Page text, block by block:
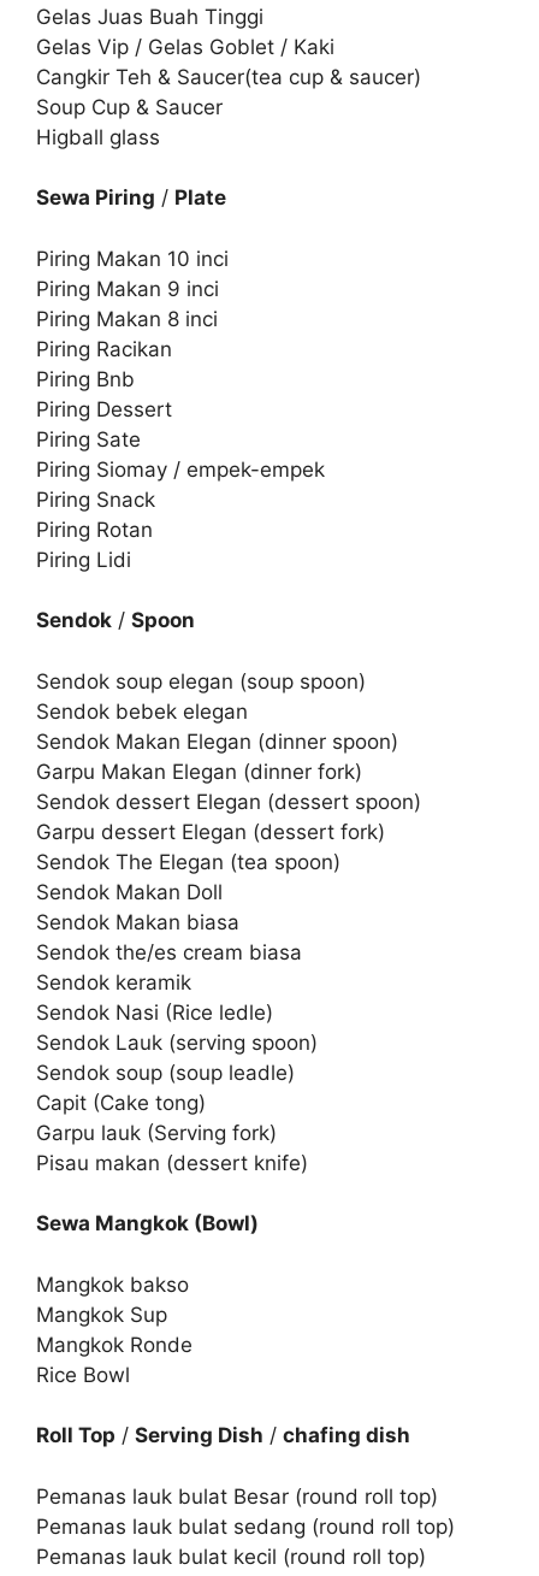
Gelas Juas Buah Tinggi
Gelas Vip / Gelas Goblet / Kaki
Cangkir Teh & Saucer(tea cup & saucer)
Soup Cup & Saucer
Higball glass
Sewa Piring / Plate
Piring Makan 10 inci
Piring Makan 9 inci
Piring Makan 8 inci
Piring Racikan
Piring Bnb
Piring Dessert
Piring Sate
Piring Siomay / empek-empek
Piring Snack
Piring Rotan
Piring Lidi
Sendok / Spoon
Sendok soup elegan (soup spoon)
Sendok bebek elegan
Sendok Makan Elegan (dinner spoon)
Garpu Makan Elegan (dinner fork)
Sendok dessert Elegan (dessert spoon)
Garpu dessert Elegan (dessert fork)
Sendok The Elegan (tea spoon)
Sendok Makan Doll
Sendok Makan biasa
Sendok the/es cream biasa
Sendok keramik
Sendok Nasi (Rice ledle)
Sendok Lauk (serving spoon)
Sendok soup (soup leadle)
Capit (Cake tong)
Garpu lauk (Serving fork)
Pisau makan (dessert knife)
Sewa Mangkok (Bowl)
Mangkok bakso
Mangkok Sup
Mangkok Ronde
Rice Bowl
Roll Top / Serving Dish / chafing dish
Pemanas lauk bulat Besar (round roll top)
Pemanas lauk bulat sedang (round roll top)
Pemanas lauk bulat kecil (round roll top)